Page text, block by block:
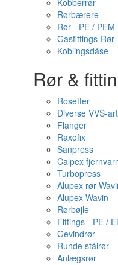
Kobberrør
Rørbærere
Rør - PE / PEM
Gasfittings-Rør
Koblingsdåse
Rør &
Rosetter
Diverse VVS-
Flanger
Raxofix
Sanpress
Calpex
Turbopress
Alupex rør
Alupex Wavin
Rørbøjle
Fittings - PE /
Gevindrør
Runde stålrør
Anlægsrør